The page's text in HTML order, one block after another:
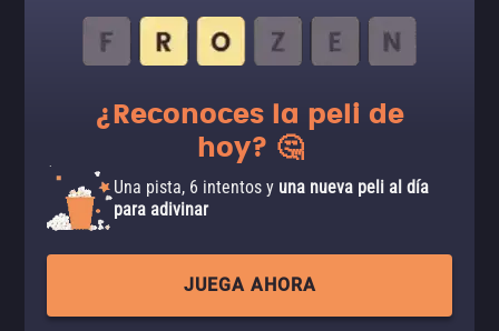
¿Reconoces la peli de
hoy? 🤔
Una pista, 6 intentos y una nueva peli al día
para adivinar
JUEGA AHORA